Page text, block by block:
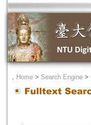
． Home > Search Engine >